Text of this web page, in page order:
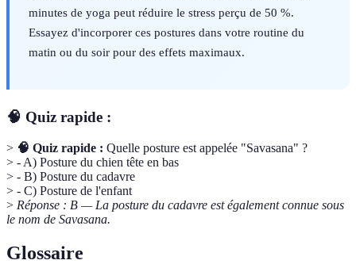
minutes de yoga peut réduire le stress perçu de 50 %.
Essayez d'incorporer ces postures dans votre routine du
matin ou du soir pour des effets maximaux.
🧠 Quiz rapide :
> 🧠 Quiz rapide : Quelle posture est appelée "Savasana" ?
> - A) Posture du chien tête en bas
> - B) Posture du cadavre
> - C) Posture de l'enfant
> Réponse : B — La posture du cadavre est également connue sous
le nom de Savasana.
Glossaire